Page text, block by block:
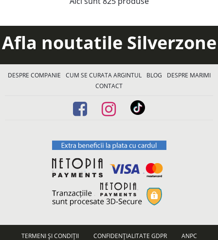
Afla noutatile Silverzone
DESPRE COMPANIE CUM SE CURATA ARGINTUL BLOG
DESPRE MARIMI
CONTACT
TERMENI ȘI CONDIȚII CONFIDENȚIALITATE GDPR ANPC